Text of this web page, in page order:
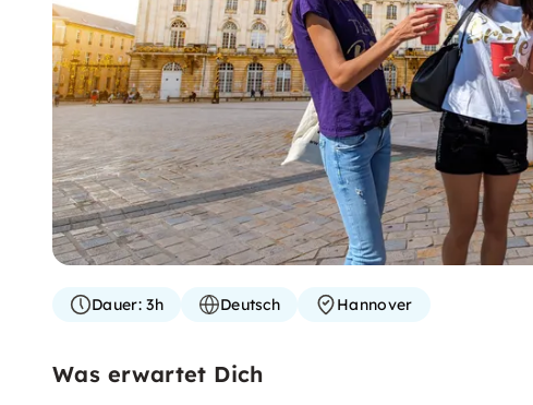
Dauer:3h Deutsch Hannover
Was erwartet Dich